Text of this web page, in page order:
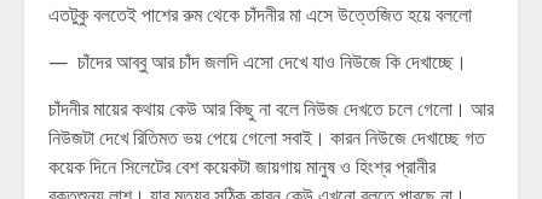
এতটুকু বলতেই পাশের রুম থেকে চাঁদনীর মা এসে উত্তেজিত হয়ে বললো
— চাঁদের আব্বু আর চাঁদ জলদি এসো দেখে যাও নিউজে কি দেখাচ্ছে।
চাঁদনীর মায়ের কথায় কেউ আর কিছু না বলে নিউজ দেখতে চলে গেলো। আর
নিউজটা দেখে রিতিমত ভয় পেয়ে গেলো সবাই। কারন নিউজে দেখাচ্ছে গত
কয়েক দিনে সিলেটের বেশ কয়েকটা জায়গায় মানুষ ও হিংশ্র প্রানীর